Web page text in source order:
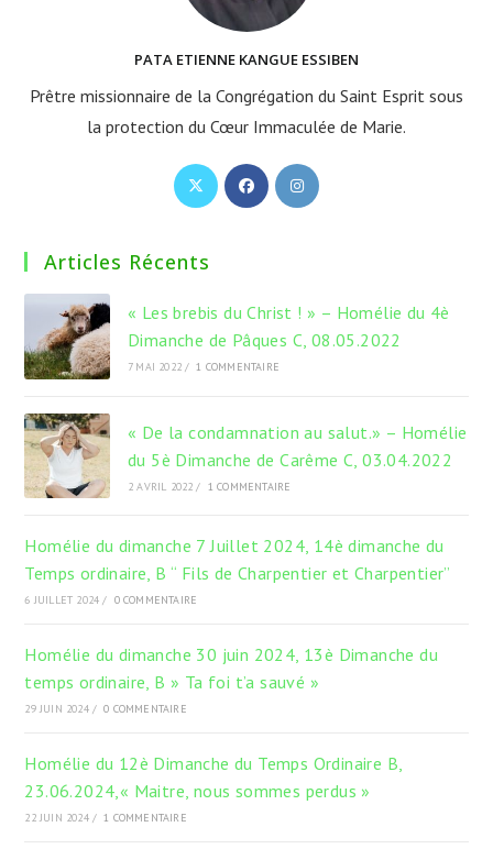
PATA ETIENNE KANGUE ESSIBEN
Prêtre missionnaire de la Congrégation du Saint Esprit sous
la protection du Cœur Immaculée de Marie.
S’ouvre
dans
S’ouvre
dans
S’ouvre
Articles Récents
« Les brebis du Christ ! » – Homélie du 4è
Dimanche de Pâques C, 08.05.2022
7 MAI 2022 / 1 COMMENTAIRE
« De la condamnation au salut.» – Homélie
du 5è Dimanche de Carême C, 03.04.2022
2 AVRIL 2022 / 1 COMMENTAIRE
Homélie du dimanche 7 Juillet 2024, 14è dimanche du
Temps ordinaire, B “ Fils de Charpentier et Charpentier”
6 JUILLET 2024 / 0 COMMENTAIRE
Homélie du dimanche 30 juin 2024, 13è Dimanche du
temps ordinaire, B » Ta foi t’a sauvé »
29 JUIN 2024 / 0 COMMENTAIRE
Homélie du 12è Dimanche du Temps Ordinaire B,
23.06.2024,« Maitre, nous sommes perdus »
22 JUIN 2024 / 1 COMMENTAIRE